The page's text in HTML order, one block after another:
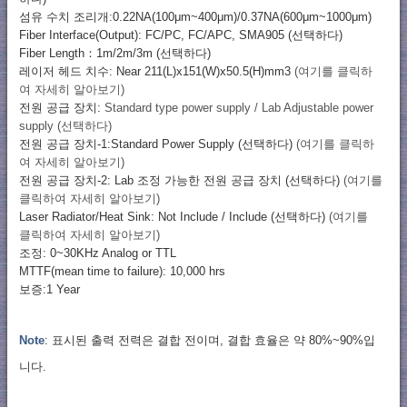
섬유 수치 조리개:0.22NA(100μm~400μm)/0.37NA(600μm~1000μm)
Fiber Interface(Output): FC/PC, FC/APC, SMA905 (선택하다)
Fiber Length：1m/2m/3m (선택하다)
레이저 헤드 치수: Near 211(L)x151(W)x50.5(H)mm3 (여기를 클릭하
여 자세히 알아보기)
전원 공급 장치: Standard type power supply / Lab Adjustable power
supply (선택하다)
전원 공급 장치-1:Standard Power Supply (선택하다) (여기를 클릭하
여 자세히 알아보기)
전원 공급 장치-2: Lab 조정 가능한 전원 공급 장치 (선택하다) (여기를
클릭하여 자세히 알아보기)
Laser Radiator/Heat Sink: Not Include / Include (선택하다) (여기를
클릭하여 자세히 알아보기)
조정: 0~30KHz Analog or TTL
MTTF(mean time to failure): 10,000 hrs
보증:1 Year
Note: 표시된 출력 전력은 결합 전이며, 결합 효율은 약 80%~90%입
니다.